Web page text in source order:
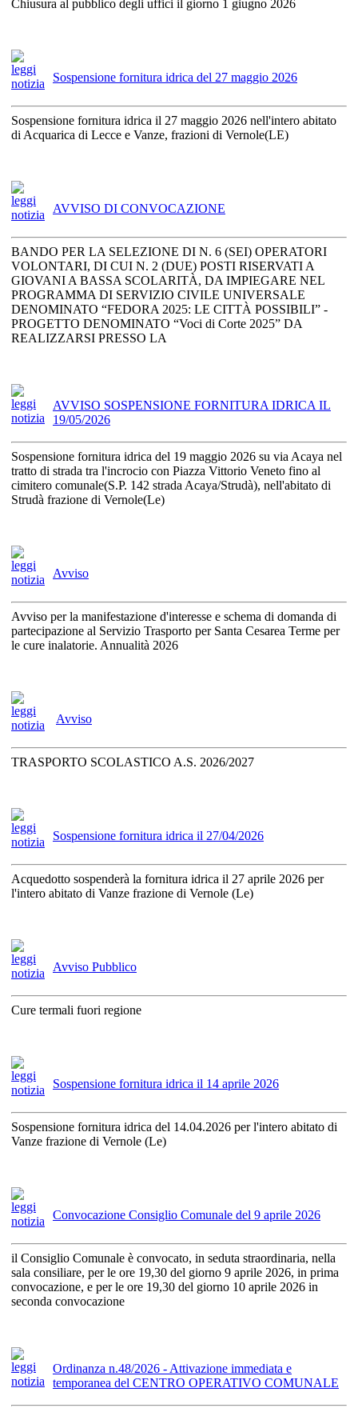
Chiusura al pubblico degli uffici il giorno 1 giugno 2026
Sospensione fornitura idrica del 27 maggio 2026
Sospensione fornitura idrica il 27 maggio 2026 nell'intero abitato
di Acquarica di Lecce e Vanze, frazioni di Vernole(LE)
AVVISO DI CONVOCAZIONE
BANDO PER LA SELEZIONE DI N. 6 (SEI) OPERATORI
VOLONTARI, DI CUI N. 2 (DUE) POSTI RISERVATI A
GIOVANI A BASSA SCOLARITÀ, DA IMPIEGARE NEL
PROGRAMMA DI SERVIZIO CIVILE UNIVERSALE
DENOMINATO “FEDORA 2025: LE CITTÀ POSSIBILI” -
PROGETTO DENOMINATO “Voci di Corte 2025” DA
REALIZZARSI PRESSO LA
AVVISO SOSPENSIONE FORNITURA IDRICA IL
19/05/2026
Sospensione fornitura idrica del 19 maggio 2026 su via Acaya nel
tratto di strada tra l'incrocio con Piazza Vittorio Veneto fino al
cimitero comunale(S.P. 142 strada Acaya/Strudà), nell'abitato di
Strudà frazione di Vernole(Le)
Avviso
Avviso per la manifestazione d'interesse e schema di domanda di
partecipazione al Servizio Trasporto per Santa Cesarea Terme per
le cure inalatorie. Annualità 2026
Avviso
TRASPORTO SCOLASTICO A.S. 2026/2027
Sospensione fornitura idrica il 27/04/2026
Acquedotto sospenderà la fornitura idrica il 27 aprile 2026 per
l'intero abitato di Vanze frazione di Vernole (Le)
Avviso Pubblico
Cure termali fuori regione
Sospensione fornitura idrica il 14 aprile 2026
Sospensione fornitura idrica del 14.04.2026 per l'intero abitato di
Vanze frazione di Vernole (Le)
Convocazione Consiglio Comunale del 9 aprile 2026
il Consiglio Comunale è convocato, in seduta straordinaria, nella
sala consiliare, per le ore 19,30 del giorno 9 aprile 2026, in prima
convocazione, e per le ore 19,30 del giorno 10 aprile 2026 in
seconda convocazione
Ordinanza n.48/2026 - Attivazione immediata e
temporanea del CENTRO OPERATIVO COMUNALE